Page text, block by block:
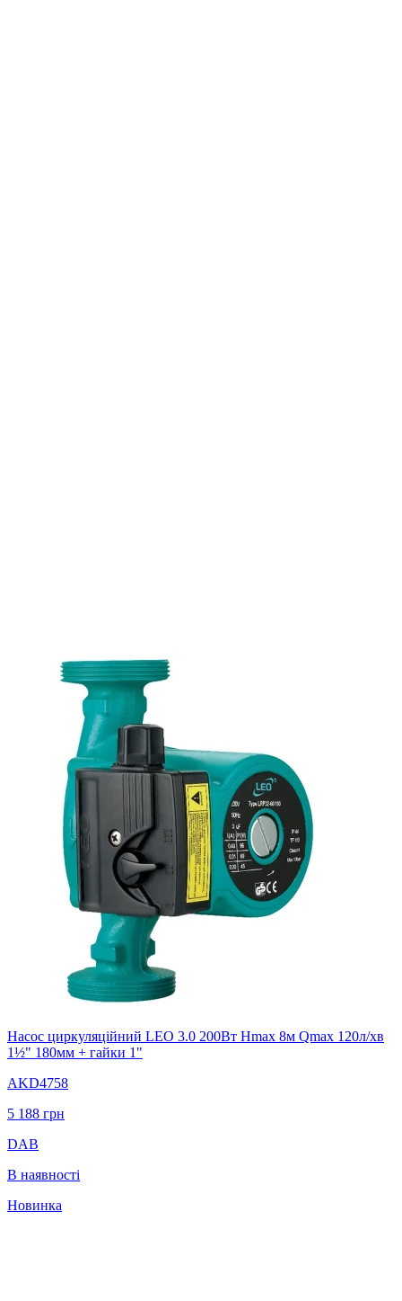
Насос циркуляційний LEO 3.0 200Вт Hmax 8м Qmax 120л/хв
1½" 180мм + гайки 1"
AKD4758
5 188 грн
DAB
В наявності
Новинка